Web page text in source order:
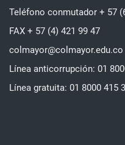
Teléfono conmutador + 57
FAX + 57 (4) 421 99 47
colmayor@colmayor.edu.co
Línea anticorrupción: 01
Línea gratuita: 01 8000 415